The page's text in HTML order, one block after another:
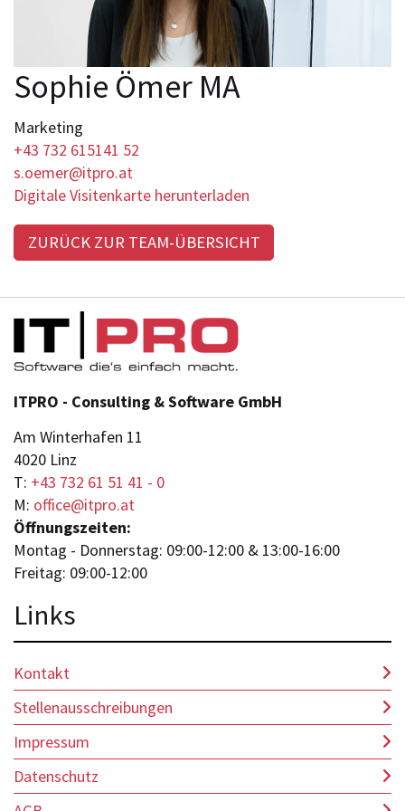
Sophie Ömer MA
Marketing
+43 732 615141 52
s.oemer@itpro.at
Digitale Visitenkarte herunterladen
ZURÜCK ZUR TEAM-ÜBERSICHT
ITPRO - Consulting & Software GmbH
Am Winterhafen 11
4020 Linz
T: +43 732 61 51 41 - 0
M: office@itpro.at
Öffnungszeiten:
Montag - Donnerstag: 09:00-12:00 & 13:00-16:00
Freitag: 09:00-12:00
Links
Kontakt
Stellenausschreibungen
Impressum
Datenschutz